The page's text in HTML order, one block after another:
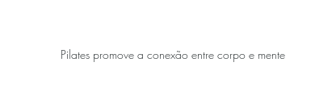
Pilates promove a conexão entre corpo e mente